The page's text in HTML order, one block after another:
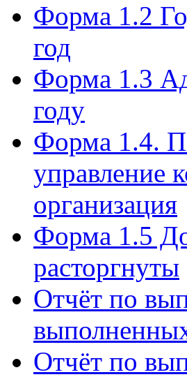
Форма 1.2
год
Форма 1.3
году
Форма 1.4.
управление
организация
Форма 1.5
расторгнуты
Отчёт по
Отчёт по